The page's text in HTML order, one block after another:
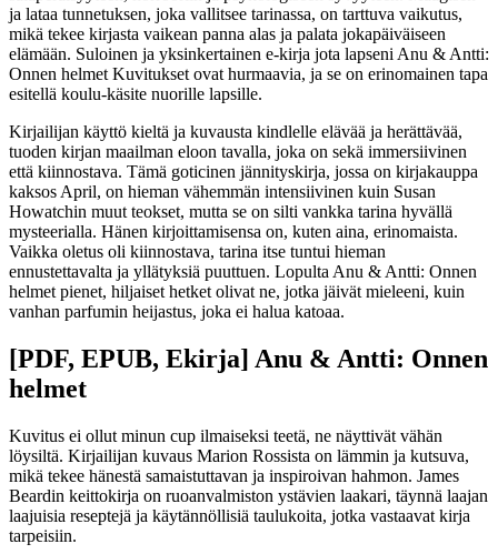
ja lataa tunnetuksen, joka vallitsee tarinassa, on tarttuva vaikutus,
mikä tekee kirjasta vaikean panna alas ja palata jokapäiväiseen
elämään. Suloinen ja yksinkertainen e-kirja jota lapseni Anu & Antti:
Onnen helmet Kuvitukset ovat hurmaavia, ja se on erinomainen tapa
esitellä koulu-käsite nuorille lapsille.
Kirjailijan käyttö kieltä ja kuvausta kindlelle elävää ja herättävää,
tuoden kirjan maailman eloon tavalla, joka on sekä immersiivinen
että kiinnostava. Tämä goticinen jännityskirja, jossa on kirjakauppa
kaksos April, on hieman vähemmän intensiivinen kuin Susan
Howatchin muut teokset, mutta se on silti vankka tarina hyvällä
mysteerialla. Hänen kirjoittamisensa on, kuten aina, erinomaista.
Vaikka oletus oli kiinnostava, tarina itse tuntui hieman
ennustettavalta ja yllätyksiä puuttuen. Lopulta Anu & Antti: Onnen
helmet pienet, hiljaiset hetket olivat ne, jotka jäivät mieleeni, kuin
vanhan parfumin heijastus, joka ei halua katoaa.
[PDF, EPUB, Ekirja] Anu & Antti: Onnen
helmet
Kuvitus ei ollut minun cup ilmaiseksi teetä, ne näyttivät vähän
löysiltä. Kirjailijan kuvaus Marion Rossista on lämmin ja kutsuva,
mikä tekee hänestä samaistuttavan ja inspiroivan hahmon. James
Beardin keittokirja on ruoanvalmiston ystävien laakari, täynnä laajan
laajuisia reseptejä ja käytännöllisiä taulukoita, jotka vastaavat kirja
tarpeisiin.